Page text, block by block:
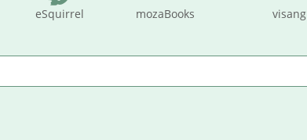
eSquirrel mozaBooks visang